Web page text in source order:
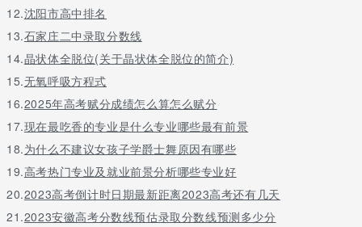
http://ea.hainan.gov.cn/ywdt/ptgkyjszsb/202208/
附件：
2022年，海南省高校招生高职院校(专科)提前批准高校专业组征集
计划
2022年，符合海医定向免费医学生资格尚未被录取的考生卡号
关于更多海南大专招生信息网请留言或者咨询老师
12.沈阳市高中排名
13.石家庄二中录取分数线
14.晶状体全脱位(关于晶状体全脱位的简介)
15.无氧呼吸方程式
16.2025年高考赋分成绩怎么算怎么赋分
17.现在最吃香的专业是什么专业哪些最有前景
18.为什么不建议女孩子学爵士舞原因有哪些
19.高考热门专业及就业前景分析哪些专业好
20.2023高考倒计时日期最新距离2023高考还有几天
21.2023安徽高考分数线预估录取分数线预测多少分